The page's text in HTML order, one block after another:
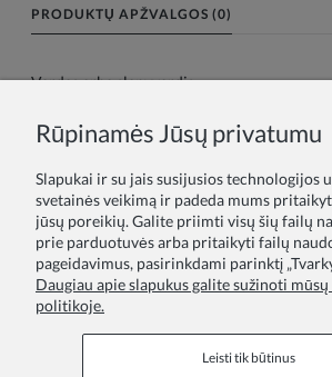
PRODUKTŲ APŽVALGOS (0)
Vardas arba slapyvardis:
Rūpinamės Jūsų privatumu
Slapukai ir su jais susijusios technologijos
svetainės veikimą ir padeda mums
jūsų poreikių. Galite priimti visų šių failų
prie parduotuvės arba pritaikyti failų
pageidavimus, pasirinkdami parinktį
Daugiau apie slapukus galite sužinoti
politikoje.
Leisti tik būtinus